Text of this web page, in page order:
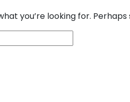
you’re looking for.